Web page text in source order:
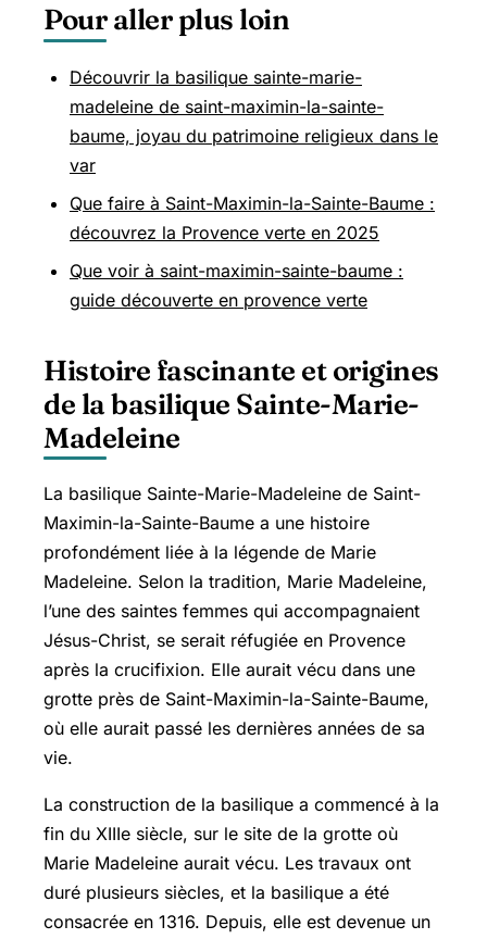
Pour aller plus loin
Découvrir la basilique sainte-marie-
madeleine de saint-maximin-la-sainte-
baume, joyau du patrimoine religieux dans le
var
Que faire à Saint-Maximin-la-Sainte-Baume :
découvrez la Provence verte en 2025
Que voir à saint-maximin-sainte-baume :
guide découverte en provence verte
Histoire fascinante et origines
de la basilique Sainte-Marie-
Madeleine
La basilique Sainte-Marie-Madeleine de Saint-
Maximin-la-Sainte-Baume a une histoire
profondément liée à la légende de Marie
Madeleine. Selon la tradition, Marie Madeleine,
l’une des saintes femmes qui accompagnaient
Jésus-Christ, se serait réfugiée en Provence
après la crucifixion. Elle aurait vécu dans une
grotte près de Saint-Maximin-la-Sainte-Baume,
où elle aurait passé les dernières années de sa
vie.
La construction de la basilique a commencé à la
fin du XIIIe siècle, sur le site de la grotte où
Marie Madeleine aurait vécu. Les travaux ont
duré plusieurs siècles, et la basilique a été
consacrée en 1316. Depuis, elle est devenue un